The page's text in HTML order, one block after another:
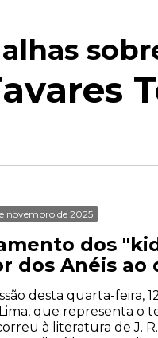
novembro de 2025
dos
dos Anéis
desta quarta-feira,
que representa o
à literatura de J.